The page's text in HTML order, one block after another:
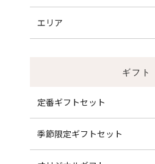
エリア
ギフト
定番ギフトセット
季節限定ギフトセット